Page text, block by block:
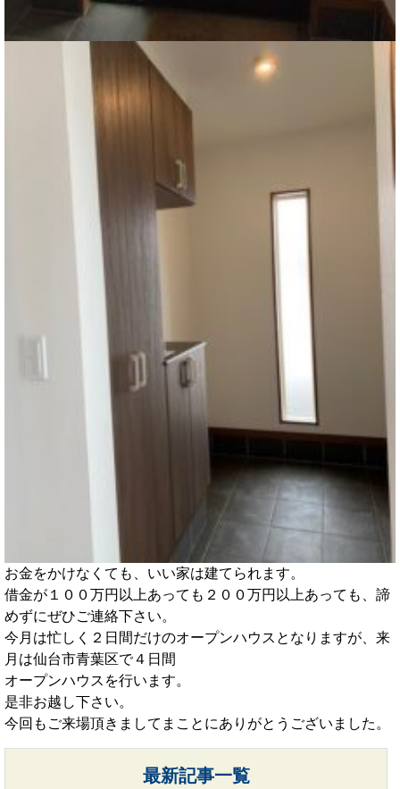
お金をかけなくても、いい家は建てられます。
借金が１００万円以上あっても２００万円以上あっても、諦
めずにぜひご連絡下さい。
今月は忙しく２日間だけのオープンハウスとなりますが、来
月は仙台市青葉区で４日間
オープンハウスを行います。
是非お越し下さい。
今回もご来場頂きましてまことにありがとうございました。
最新記事一覧